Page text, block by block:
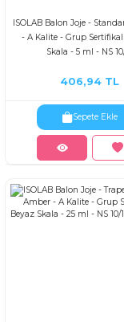
ISOLAB Balon Joje -
- A Kalite - Grup
Skala - 5 ml - NS
406,94 TL
Sepete Ekle